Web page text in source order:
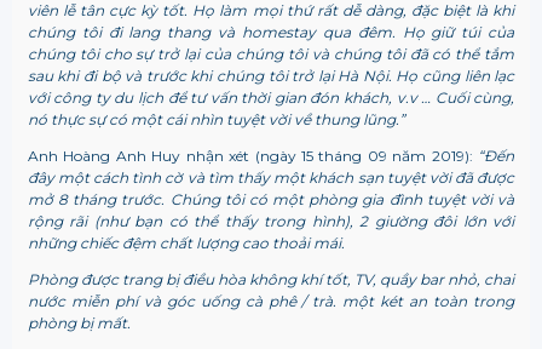
viên lễ tân cực kỳ tốt. Họ làm mọi thứ rất dễ dàng, đặc biệt là khi
chúng tôi đi lang thang và homestay qua đêm. Họ giữ túi của
chúng tôi cho sự trở lại của chúng tôi và chúng tôi đã có thể tắm
sau khi đi bộ và trước khi chúng tôi trở lại Hà Nội. Họ cũng liên lạc
với công ty du lịch để tư vấn thời gian đón khách, v.v … Cuối cùng,
nó thực sự có một cái nhìn tuyệt vời về thung lũng.”
Anh Hoàng Anh Huy nhận xét (ngày 15 tháng 09 năm 2019): “Đến
đây một cách tình cờ và tìm thấy một khách sạn tuyệt vời đã được
mở 8 tháng trước. Chúng tôi có một phòng gia đình tuyệt vời và
rộng rãi (như bạn có thể thấy trong hình), 2 giường đôi lớn với
những chiếc đệm chất lượng cao thoải mái.
Phòng được trang bị điều hòa không khí tốt, TV, quầy bar nhỏ, chai
nước miễn phí và góc uống cà phê / trà. một két an toàn trong
phòng bị mất.